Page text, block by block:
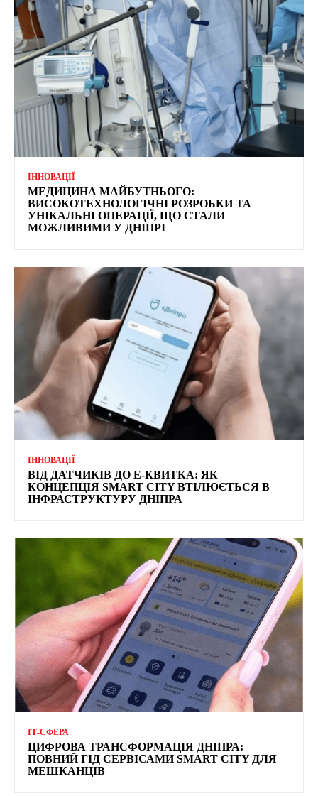
ІННОВАЦІЇ
МЕДИЦИНА МАЙБУТНЬОГО:
ВИСОКОТЕХНОЛОГІЧНІ РОЗРОБКИ ТА
УНІКАЛЬНІ ОПЕРАЦІЇ, ЩО СТАЛИ
МОЖЛИВИМИ У ДНІПРІ
ІННОВАЦІЇ
ВІД ДАТЧИКІВ ДО Е-КВИТКА: ЯК
КОНЦЕПЦІЯ SMART CITY ВТІЛЮЄТЬСЯ В
ІНФРАСТРУКТУРУ ДНІПРА
ІТ-СФЕРА
ЦИФРОВА ТРАНСФОРМАЦІЯ ДНІПРА:
ПОВНИЙ ГІД СЕРВІСАМИ SMART CITY ДЛЯ
МЕШКАНЦІВ